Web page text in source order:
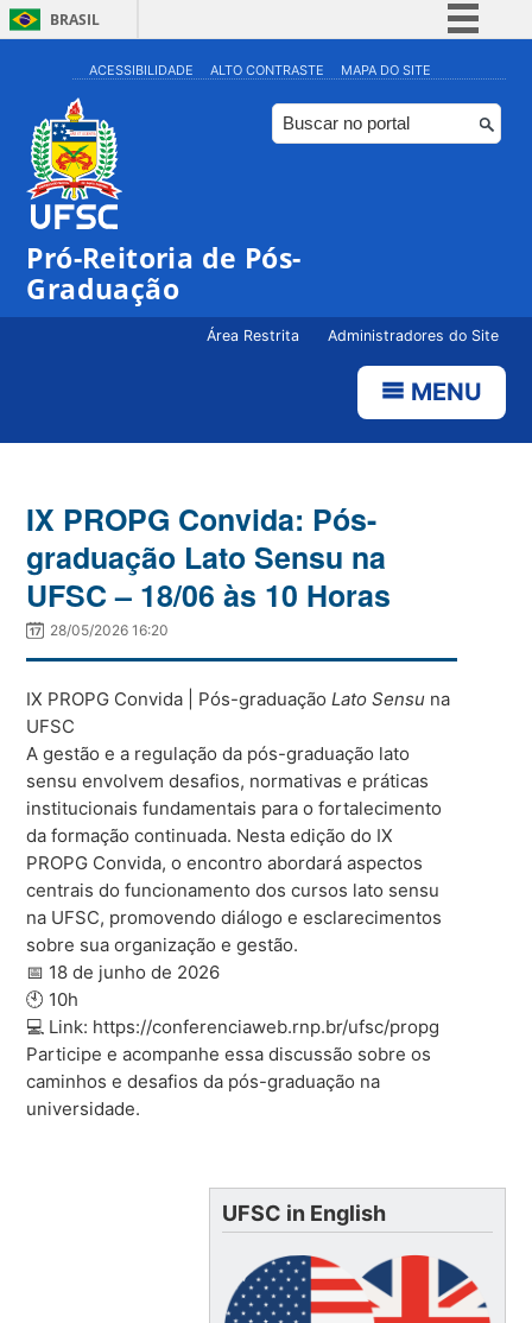
BRASIL
Simplifique!
Comunica BR
Participe
ACESSIBILIDADE ALTO CONTRASTE MAPA DO SITE
Pró-Reitoria de Pós-
Graduação
Área Restrita Administradores do Site
MENU
IX PROPG Convida: Pós-
graduação Lato Sensu na
UFSC – 18/06 às 10 Horas
28/05/2026 16:20
IX PROPG Convida | Pós-graduaçãoLato Sensu na
UFSC
A gestão e a regulação da pós-graduação lato
sensu envolvem desafios, normativas e práticas
institucionais fundamentais para o fortalecimento
da formação continuada. Nesta edição do IX
PROPG Convida, o encontro abordará aspectos
centrais do funcionamento dos cursos lato sensu
na UFSC, promovendo diálogo e esclarecimentos
sobre sua organização e gestão.
📅 18 de junho de 2026
🕙 10h
💻 Link: https://conferenciaweb.rnp.br/ufsc/propg
Participe e acompanhe essa discussão sobre os
caminhos e desafios da pós-graduação na
universidade.
UFSC in English